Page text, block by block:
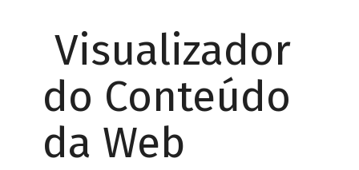
Visualizador
do Conteúdo
da Web